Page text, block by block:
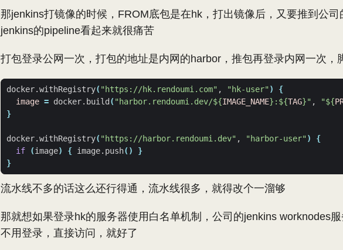
那jenkins打镜像的时候，FROM底包是在hk，打出镜像后，又要推到公司
jenkins的pipeline看起来就很痛苦
打包登录公网一次，打包的地址是内网的harbor，推包再登录内网一次，
docker.withRegistry( "https://hk.rendoumi.com" , "hk-user")
{
image = docker.build ( "harbor.rendoumi.dev/${IMAGE_NAME} : ${TAG}" , "${
}
docker.withRegistry( "https://harbor.rendoumi.dev" , "harbor-user")
{
if
(image) { image.push()
}
}
流水线不多的话这么还行得通，流水线很多，就得改个一溜够
那就想如果登录hk的服务器使用白名单机制，公司的jenkins worknodes
不用登录，直接访问，就好了